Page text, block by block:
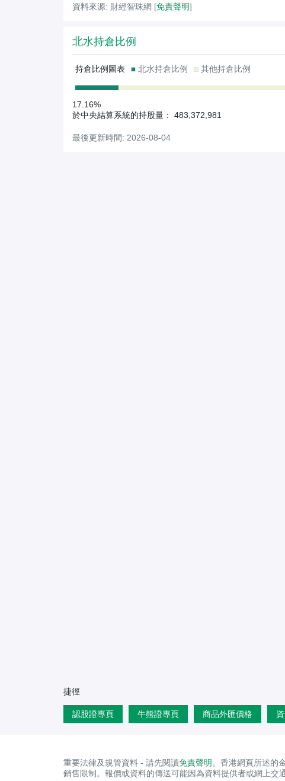
資料來源: 財經智珠網 [免責聲明]
北水持倉比例
持倉比例圖表 北水持倉比例 其他持倉比例
17.16%
於中央結算系統的持股量： 483,372,981
最後更新時間: 2026-08-04
捷徑
認股證專頁 牛熊證專頁 商品外匯價格
重要法律及規管資料 - 請先閱讀免責聲明 。香港網頁所述的
銷售限制。報價或資料的傳送可能因為資料提供者或網上交